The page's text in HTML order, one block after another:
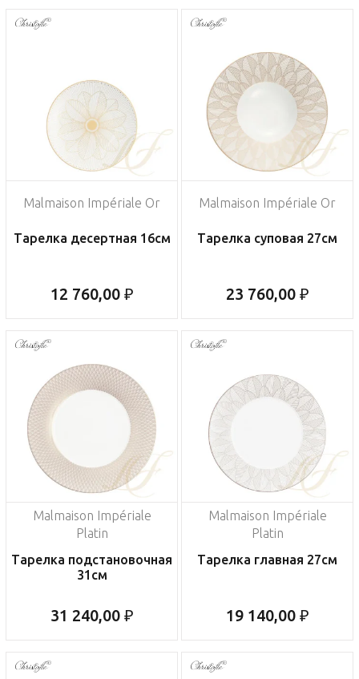
Malmaison Impériale Or
Тарелка десертная 16см
12 760,00 ₽
Malmaison Impériale Or
Тарелка суповая 27см
23 760,00 ₽
Malmaison Impériale
Platin
Тарелка подстановочная
31см
31 240,00 ₽
Malmaison Impériale
Platin
Тарелка главная 27см
19 140,00 ₽